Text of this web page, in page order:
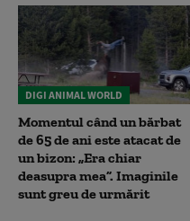
DIGI ANIMAL WORLD
Momentul când un bărbat
de 65 de ani este atacat de
un bizon: „Era chiar
deasupra mea”. Imaginile
sunt greu de urmărit